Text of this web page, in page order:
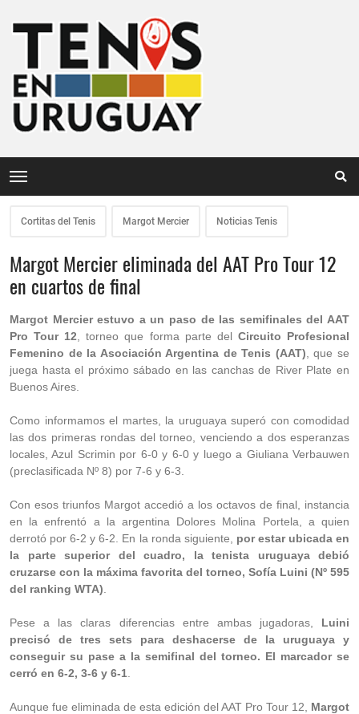
Cortitas del Tenis Margot Mercier Noticias Tenis
Margot Mercier eliminada del AAT Pro Tour 12
en cuartos de final
Margot Mercier estuvo a un paso de las semifinales del AAT
Pro Tour 12 , torneo que forma parte del Circuito Profesional
Femenino de la Asociación Argentina de Tenis (AAT) , que se
juega hasta el próximo sábado en las canchas de River Plate en
Buenos Aires.
Como informamos el martes, la uruguaya superó con comodidad
las dos primeras rondas del torneo, venciendo a dos esperanzas
locales, Azul Scrimin por 6-0 y 6-0 y luego a Giuliana Verbauwen
(preclasificada Nº 8) por 7-6 y 6-3.
Con esos triunfos Margot accedió a los octavos de final, instancia
en la enfrentó a la argentina Dolores Molina Portela, a quien
derrotó por 6-2 y 6-2. En la ronda siguiente, por estar ubicada en
la parte superior del cuadro, la tenista uruguaya debió
cruzarse con la máxima favorita del torneo, Sofía Luini (Nº 595
del ranking WTA)
Pese a las claras diferencias entre ambas jugadoras, Luini
precisó de tres sets para deshacerse de la uruguaya y
conseguir su pase a la semifinal del torneo. El marcador se
cerró en 6-2, 3-6 y 6-1
Aunque fue eliminada de esta edición del AAT Pro Tour 12, Margot